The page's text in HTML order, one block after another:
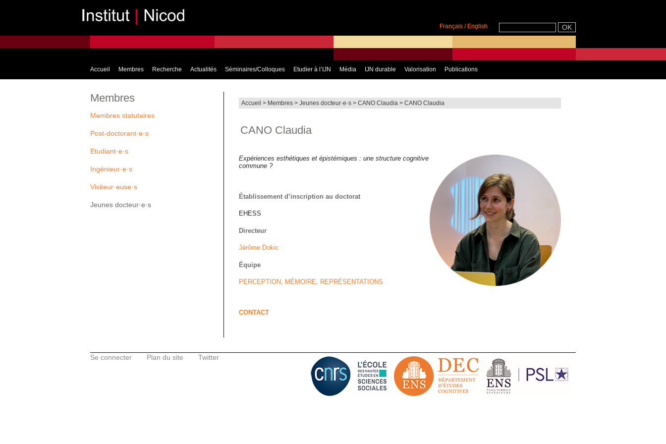
Français / English
Accueil Membres Recherche Actualités Séminaires/Colloques Etudier à l’IJN Média IJN durable Valorisation Publications
Accueil > Membres >Jeunes docteur·e·s >CANO Claudia >CANO Claudia
CANO Claudia
Expériences esthétiques et épistémiques : une structure cognitive
commune ?
Établissement d’inscription au doctorat
EHESS
Directeur
Jérôme Dokic
Équipe
PERCEPTION, MÉMOIRE, REPRÉSENTATIONS
CONTACT
Membres
Membres statutaires
Post-doctorant·e·s
Etudiant·e·s
Ingénieur·e·s
Visiteur·euse·s
Jeunes docteur·e·s
Se connecter Plan du site Twitter